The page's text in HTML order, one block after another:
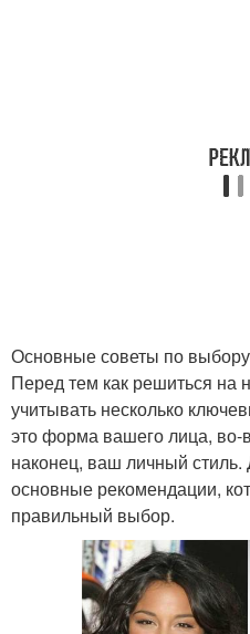
Основные советы по
Перед тем как решиться на
учитывать несколько
это форма вашего лица,
наконец, ваш личный
основные рекомендации,
правильный выбор.